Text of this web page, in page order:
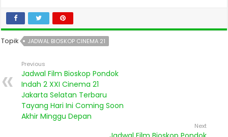
Topik JADWAL BIOSKOP CINEMA 21
Previous
Jadwal Film Bioskop Pondok
Indah 2 XXI Cinema 21
Jakarta Selatan Terbaru
Tayang Hari Ini Coming Soon
Akhir Minggu Depan
Next